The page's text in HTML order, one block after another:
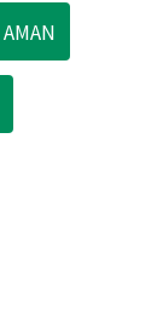
AMAN